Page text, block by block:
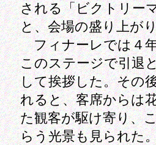
される「ビクトリー
と、会場の盛り上が
フィナーレでは４年
このステージで引退
して挨拶した。その
れると、客席からは
た観客が駆け寄り、
らう光景も見られた